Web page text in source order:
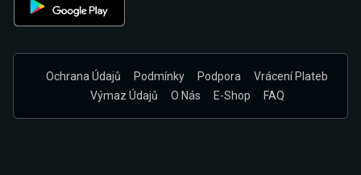
Ochrana Údajů Podmínky Podpora
Vrácení Plateb
Výmaz Údajů
O Nás E-Shop FAQ